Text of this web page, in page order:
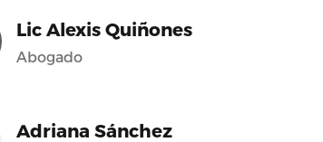
Lic Alexis Quiñones
Abogado
Adriana Sánchez